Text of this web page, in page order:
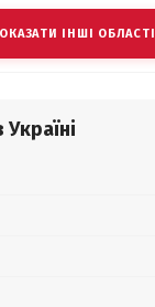
ІНШІ ОБЛАСТІ